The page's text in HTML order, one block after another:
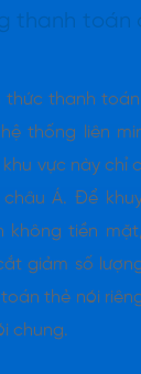
thanh
thức thanh
thống liên
vực này chỉ
Á. Để
không tiền
giảm số
thẻ nói
chung.